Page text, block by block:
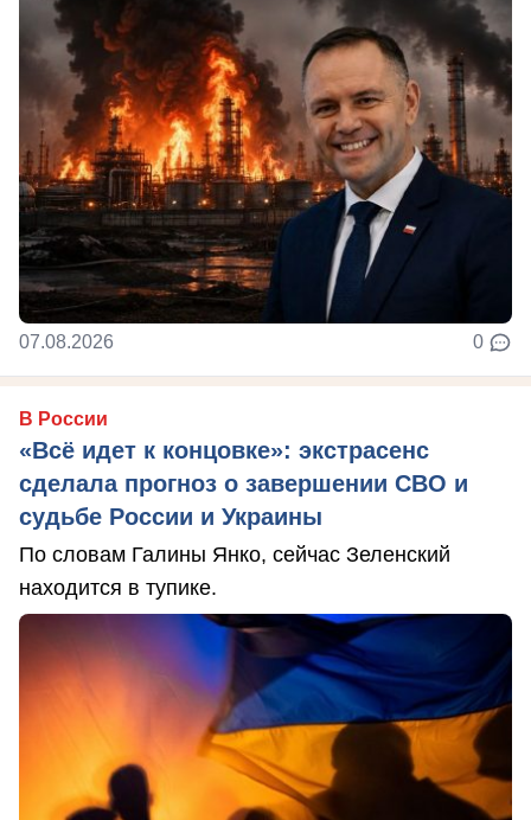
07.08.2026 0
В России
«Всё идет к концовке»: экстрасенс
сделала прогноз о завершении СВО и
судьбе России и Украины
По словам Галины Янко, сейчас Зеленский
находится в тупике.